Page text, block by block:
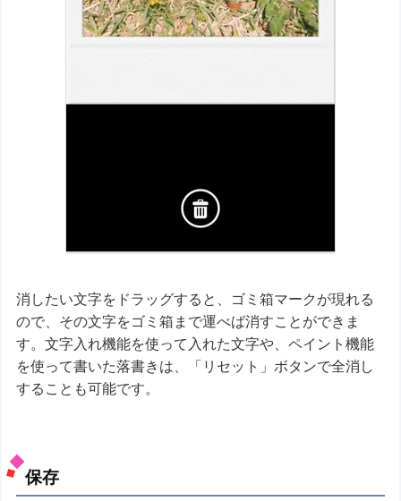
消したい文字をドラッグすると、ゴミ箱マークが現れる
ので、その文字をゴミ箱まで運べば消すことができま
す。文字入れ機能を使って入れた文字や、ペイント機能
を使って書いた落書きは、「リセット」ボタンで全消し
することも可能です。
保存